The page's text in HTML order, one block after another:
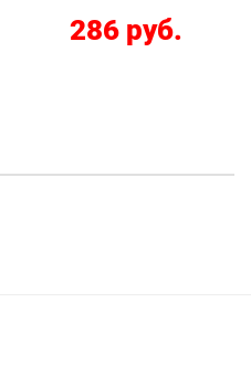
286 руб.